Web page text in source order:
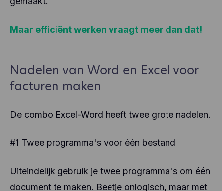
Maar efficiënt werken vraagt meer dan dat!
Nadelen van Word en Excel voor
facturen maken
De combo Excel-Word heeft twee grote nadelen.
#1 Twee programma's voor één bestand
Uiteindelijk gebruik je twee programma's om één
document te maken. Beetje onlogisch, maar met